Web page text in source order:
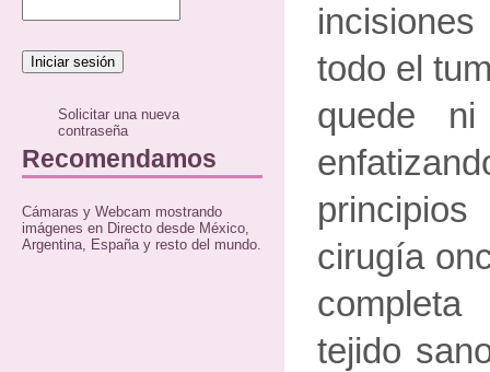
Solicitar una nueva
contraseña
Recomendamos
Cámaras y Webcam mostrando
imágenes en Directo desde México,
Argentina, España y resto del mundo.
incisiones
todo el
quede
cirugía
tejido